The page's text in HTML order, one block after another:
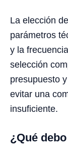
La elección
parámetros
y la
selección
presupuesto
evitar una
insuficiente.
¿Qué